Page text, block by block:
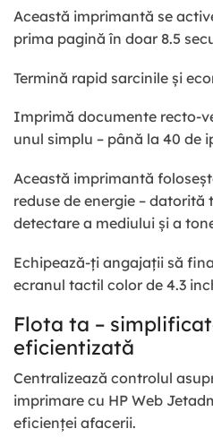
Această imprimantă se
prima pagină în doar 8.5
Termină rapid sarcinile și
Imprimă documente recto-
unul simplu – până la 40 de
Această imprimantă
reduse de energie –
detectare a mediului și a
Echipează-ți angajații să
ecranul tactil color de 4.3
Flota ta –
eficientizată
Centralizează controlul
imprimare cu HP Web
eficienței afacerii.